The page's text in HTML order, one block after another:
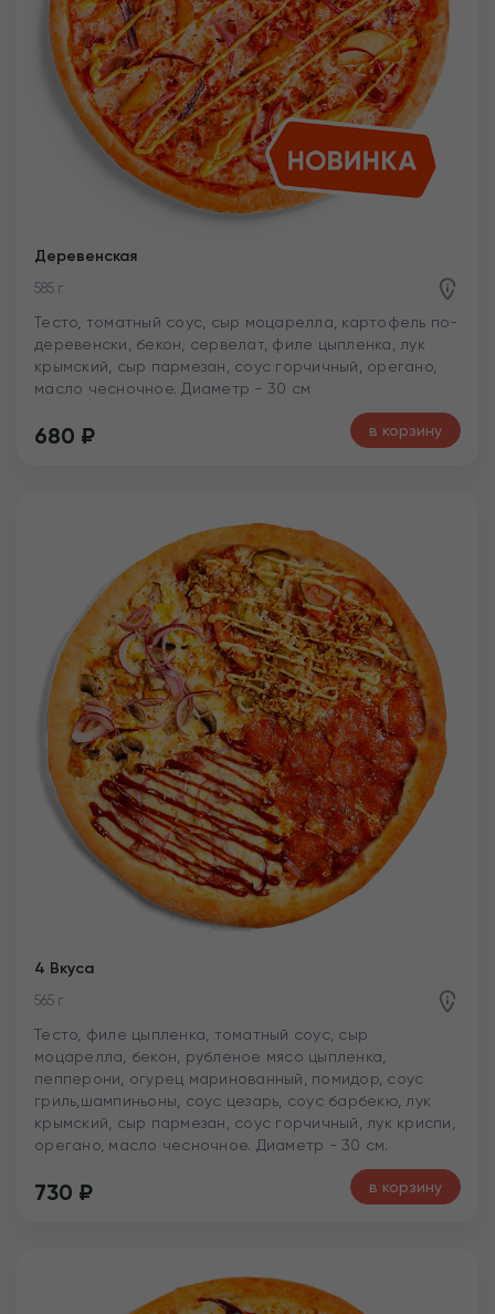
Деревенская
585 г
Тесто, томатный соус, сыр моцарелла, картофель по-
деревенски, бекон, сервелат, филе цыпленка, лук
крымский, сыр пармезан, соус горчичный, орегано,
масло чесночное. Диаметр - 30 см
680 ₽ в корзину
4 Вкуса
565 г
Тесто, филе цыпленка, томатный соус, сыр
моцарелла, бекон, рубленое мясо цыпленка,
пепперони, огурец маринованный, помидор, соус
гриль,шампиньоны, соус цезарь, соус барбекю, лук
крымский, сыр пармезан, соус горчичный, лук криспи,
орегано, масло чесночное. Диаметр - 30 см.
730 ₽ в корзину